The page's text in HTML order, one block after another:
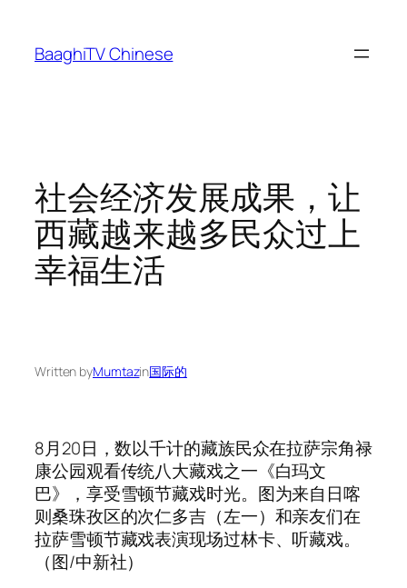
content
BaaghiTV Chinese
社会经济发展成果，让
西藏越来越多民众过上
幸福生活
Written byMumtazin国际的
8月20日，数以千计的藏族民众在拉萨宗角禄
康公园观看传统八大藏戏之一《白玛文
巴》，享受雪顿节藏戏时光。图为来自日喀
则桑珠孜区的次仁多吉（左一）和亲友们在
拉萨雪顿节藏戏表演现场过林卡、听藏戏。
（图/中新社）